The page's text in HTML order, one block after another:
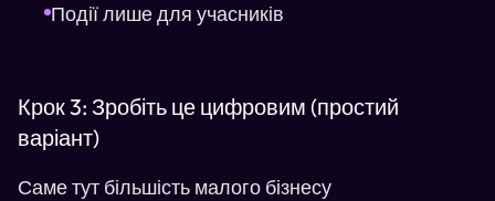
Події лише для учасників
Крок 3: Зробіть це цифровим (простий
варіант)
Саме тут більшість малого бізнесу